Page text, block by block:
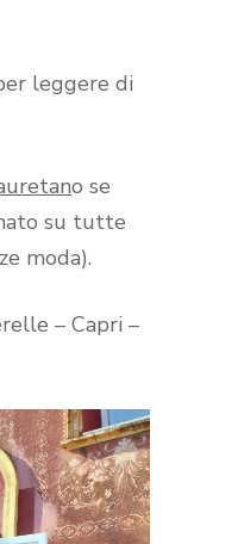
leggere di
o se
su tutte
moda).
– Capri –